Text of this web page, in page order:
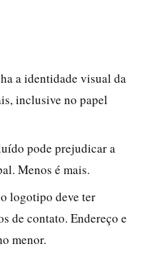
a identidade visual da
inclusive no papel
pode prejudicar a
Menos é mais.
logotipo deve ter
de contato. Endereço e
menor.